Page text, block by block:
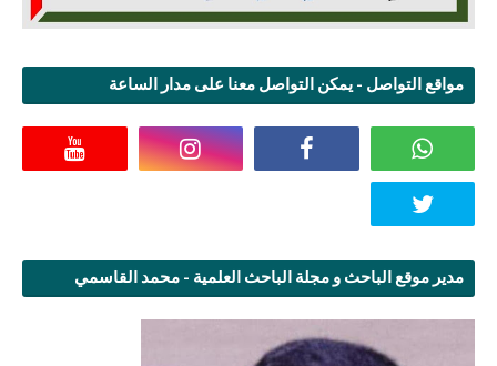
مواقع التواصل - يمكن التواصل معنا على مدار الساعة
مدير موقع الباحث و مجلة الباحث العلمية - محمد القاسمي